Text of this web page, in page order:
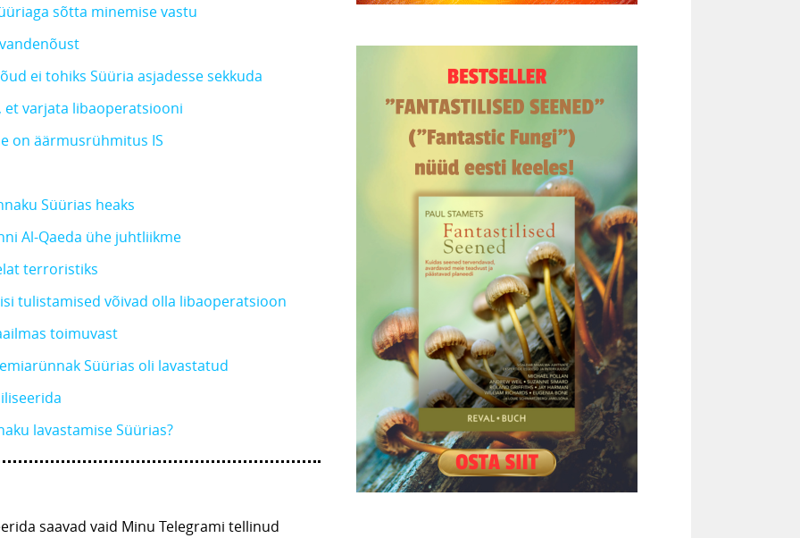
sõtta minemise vastu
ei tohiks Süüria asjadesse sekkuda
et varjata libaoperatsiooni
on äärmusrühmitus IS
Süürias heaks
Al-Qaeda ühe juhtliikme
terroristiks
tulistamised võivad olla libaoperatsioon
toimuvast
Süürias oli lavastatud
lavastamise Süürias?
saavad vaid Minu Telegrami tellinud